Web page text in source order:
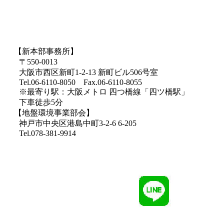
【新本部事務所】
〒550-0013
大阪市西区新町1-2-13 新町ビル506号室
Tel.06-6110-8050 Fax.06-6110-8055
※最寄り駅：大阪メトロ 四つ橋線「四ツ橋駅」
下車徒歩5分
【地盤環境事業部会】
神戸市中央区港島中町3-2-6 6-205
Tel.078-381-9914